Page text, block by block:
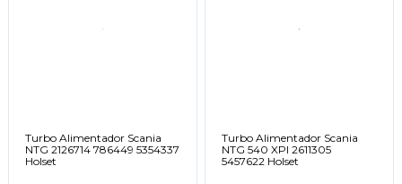
Turbo Alimentador Scania
NTG 2126714 786449 5354337
Holset
Turbo Alimentador Scania
NTG 540 XPI 2611305
5457622 Holset